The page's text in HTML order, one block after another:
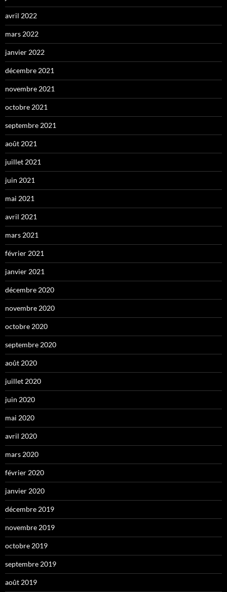
avril 2022
mars 2022
janvier 2022
décembre 2021
novembre 2021
octobre 2021
septembre 2021
août 2021
juillet 2021
juin 2021
mai 2021
avril 2021
mars 2021
février 2021
janvier 2021
décembre 2020
novembre 2020
octobre 2020
septembre 2020
août 2020
juillet 2020
juin 2020
mai 2020
avril 2020
mars 2020
février 2020
janvier 2020
décembre 2019
novembre 2019
octobre 2019
septembre 2019
août 2019